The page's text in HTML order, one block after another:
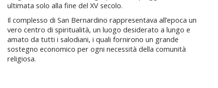
ultimata solo alla fine del XV secolo.
Il complesso di San Bernardino rappresentava all’epoca un
vero centro di spiritualità, un luogo desiderato a lungo e
amato da tutti i salodiani, i quali fornirono un grande
sostegno economico per ogni necessità della comunità
religiosa.